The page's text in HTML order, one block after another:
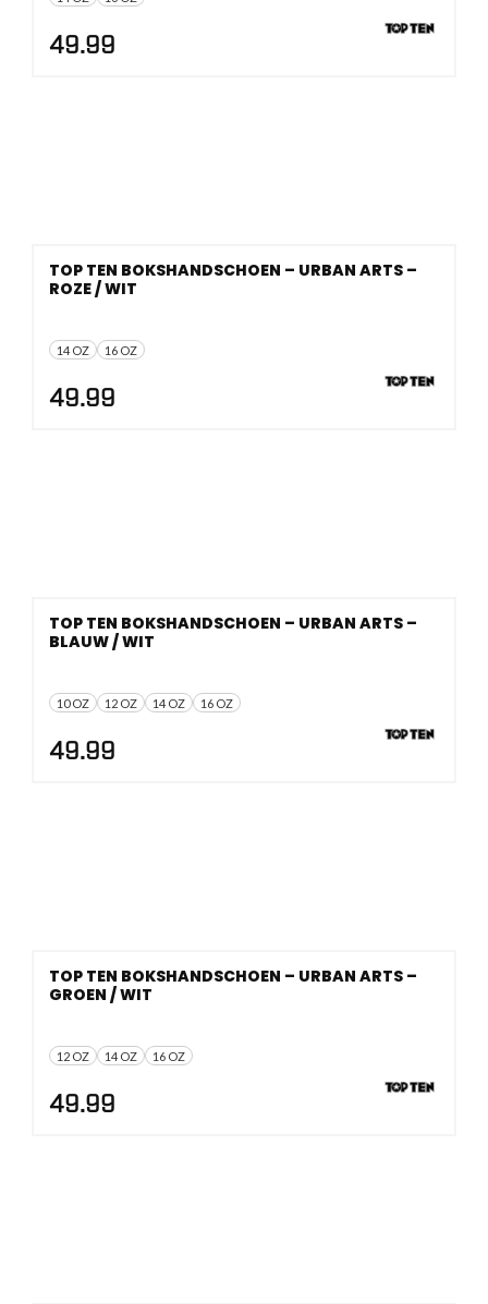
49.99
14 OZ 16 OZ
TOP TEN BOKSHANDSCHOEN – URBAN ARTS –
ROZE / WIT
49.99
10 OZ 12 OZ 14 OZ 16 OZ
TOP TEN BOKSHANDSCHOEN – URBAN ARTS –
BLAUW / WIT
49.99
12 OZ 14 OZ 16 OZ
TOP TEN BOKSHANDSCHOEN – URBAN ARTS –
GROEN / WIT
49.99